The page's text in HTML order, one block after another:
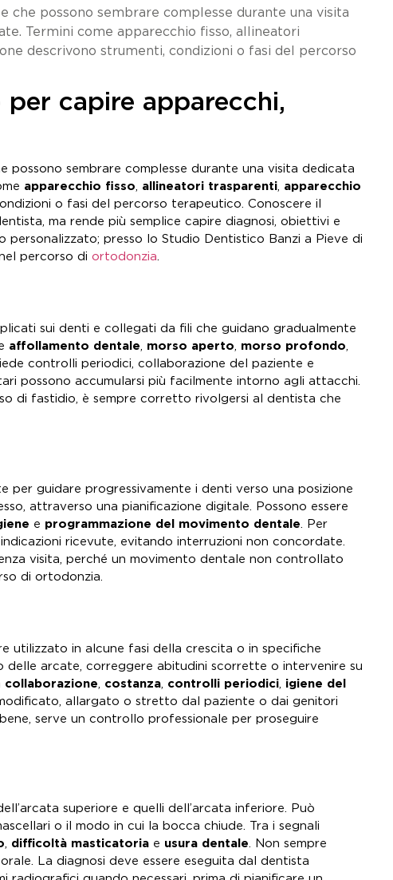
possono sembrare complesse durante una visita
Termini come apparecchio fisso, allineatori
descrivono strumenti, condizioni o fasi del percorso
capire apparecchi,
sembrare complesse durante una visita dedicata
apparecchio fisso, allineatori trasparenti, apparecchio
o fasi del percorso terapeutico. Conoscere il
ma rende più semplice capire diagnosi, obiettivi e
presso lo Studio Dentistico Banzi a Pieve di
percorso di ortodonzia.
sui denti e collegati da fili che guidano gradualmente
affollamento dentale, morso aperto, morso profondo,
controlli periodici, collaborazione del paziente e
possono accumularsi più facilmente intorno agli attacchi.
di fastidio, è sempre corretto rivolgersi al dentista che
per guidare progressivamente i denti verso una posizione
attraverso una pianificazione digitale. Possono essere
e programmazione del movimento dentale. Per
ricevute, evitando interruzioni non concordate.
visita, perché un movimento dentale non controllato
di ortodonzia.
utilizzato in alcune fasi della crescita o in specifiche
delle arcate, correggere abitudini scorrette o intervenire su
collaborazione, costanza, controlli periodici, igiene del
allargato o stretto dal paziente o dai genitori
serve un controllo professionale per proseguire
superiore e quelli dell’arcata inferiore. Può
o il modo in cui la bocca chiude. Tra i segnali
, difficoltà masticatoriae usura dentale. Non sempre
La diagnosi deve essere eseguita dal dentista